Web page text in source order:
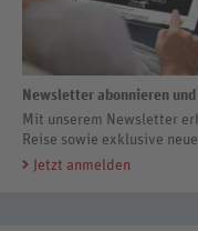
Newsletter abonnieren
Mit unserem Newsletter
Reise sowie exklusive
Jetzt anmelden